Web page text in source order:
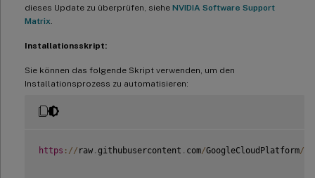
dieses Update zu überprüfen, siehe NVIDIA Software Support
Matrix
Installationsskript:
Sie können das folgende Skript verwenden, um den
Installationsprozess zu automatisieren:
https : // raw . githubusercontent . com/GoogleCloudPlatform/